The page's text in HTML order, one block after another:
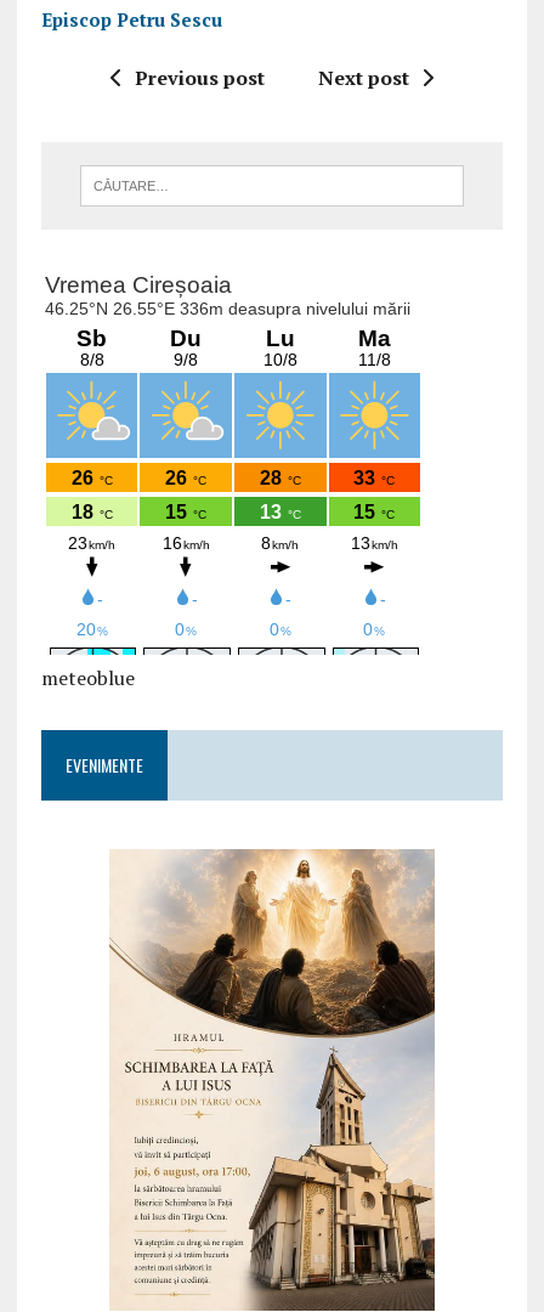
Episcop Petru Sescu
Previous post Next post
meteoblue
EVENIMENTE